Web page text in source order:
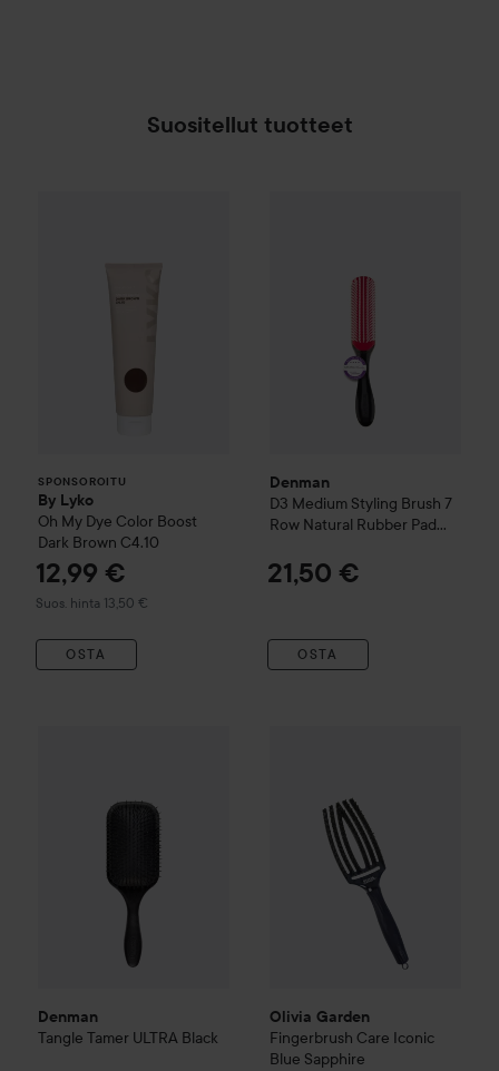
Suositellut tuotteet
SPONSOROITU
By Lyko
Oh My Dye Color Boost
Dark Brown C4.10
12,99 €
Suos. hinta 13,50 €
Suositeltu hinta 13,50 €
OSTA
Denman
D3 Medium Styling Brush 7
Row Natural Rubber Pad
21,50 €
OSTA
Denman
Tangle Tamer ULTRA Black
Olivia Garden
Fingerbrush Care Iconic
Blue Sapphire